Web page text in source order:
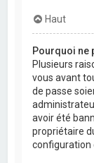
Haut
Pourquoi ne
Plusieurs
vous avant
de passe
avoir été
propriétaire
configuration